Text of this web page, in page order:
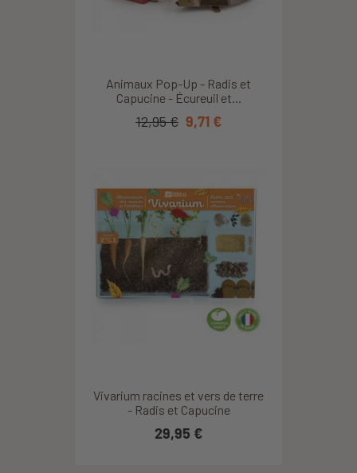
Animaux Pop-Up - Radis et
Capucine - Écureuil et...
12,95 € 9,71 €
Vivarium racines et vers de terre
- Radis et Capucine
29,95 €